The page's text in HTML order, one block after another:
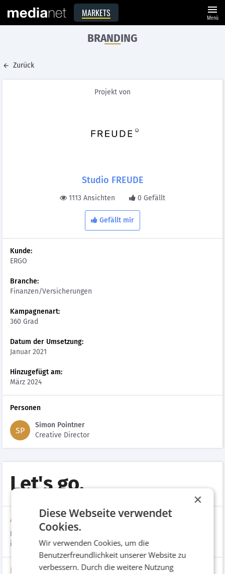
MARKETS menu
Menü
BRANDING
Zurück
Projekt von
Studio FREUDE
1113 Ansichten 0 Gefällt
Gefällt mir
Kunde:
ERGO
Branche:
Finanzen/Versicherungen
Kampagnenart:
360 Grad
Datum der Umsetzung:
Januar 2021
Hinzugefügt am:
März 2024
Personen
SP
Simon Pointner
Creative Director
Let's go.
Aufgabenstellung
Eine breit angelegte Kampagne zum Relaunch der Marke ERGO
in Österreich.
Bilder
×
Diese Webseite verwendet
Cookies.
Wir verwenden Cookies, um die
Benutzerfreundlichkeit unserer Website zu
verbessern. Durch die weitere Nutzung